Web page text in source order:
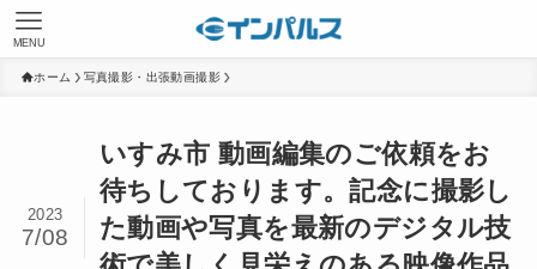
MENU
ホーム 写真撮影・出張動画撮影
いすみ市 動画編集のご依頼をお
待ちしております。記念に撮影し
た動画や写真を最新のデジタル技
2023
7/08